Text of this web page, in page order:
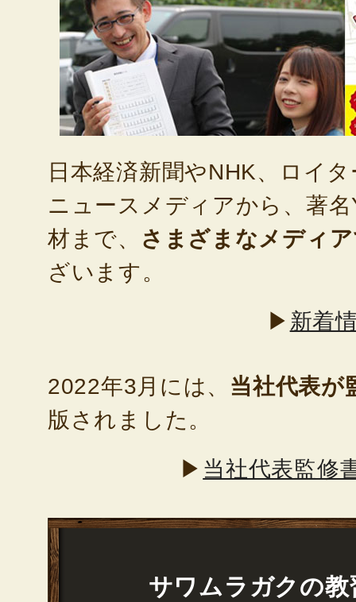
日本経済新聞やNHK、ロイ
ニュースメディアから、著
材まで、
さまざまなメディ
ざいます。
▶ 新着
2022年3月には、 当社代表が
版されました。
▶ 当社代表監修
サワムラガクの教